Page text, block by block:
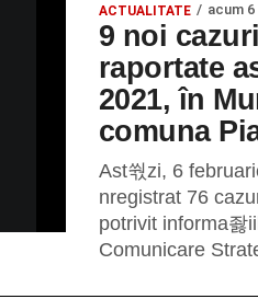
ACTUALITATE acum 6
9 noi
raportate
2021, în
comuna
Ast쒃zi, 6
nregistrat 76
potrivit informa좛
Comunicare